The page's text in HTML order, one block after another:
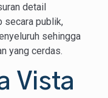
detail
secara publik,
sehingga
yang cerdas.
Vista